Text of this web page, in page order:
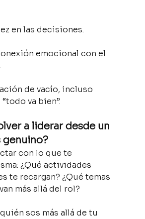
en las decisiones.
emocional con el
de vacío, incluso
va bien”.
a liderar desde un
genuino?
con lo que te
¿Qué actividades
te recargan? ¿Qué temas
más allá del rol?
sos más allá de tu